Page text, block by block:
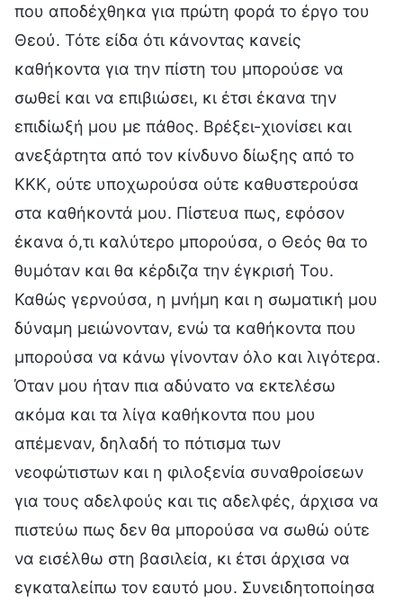
που αποδέχθηκα για πρώτη φορά το έργο του
Θεού. Τότε είδα ότι κάνοντας κανείς
καθήκοντα για την πίστη του μπορούσε να
σωθεί και να επιβιώσει, κι έτσι έκανα την
επιδίωξή μου με πάθος. Βρέξει-χιονίσει και
ανεξάρτητα από τον κίνδυνο δίωξης από το
ΚΚΚ, ούτε υποχωρούσα ούτε καθυστερούσα
στα καθήκοντά μου. Πίστευα πως, εφόσον
έκανα ό,τι καλύτερο μπορούσα, ο Θεός θα το
θυμόταν και θα κέρδιζα την έγκρισή Του.
Καθώς γερνούσα, η μνήμη και η σωματική μου
δύναμη μειώνονταν, ενώ τα καθήκοντα που
μπορούσα να κάνω γίνονταν όλο και λιγότερα.
Όταν μου ήταν πια αδύνατο να εκτελέσω
ακόμα και τα λίγα καθήκοντα που μου
απέμεναν, δηλαδή το πότισμα των
νεοφώτιστων και η φιλοξενία συναθροίσεων
για τους αδελφούς και τις αδελφές, άρχισα να
πιστεύω πως δεν θα μπορούσα να σωθώ ούτε
να εισέλθω στη βασιλεία, κι έτσι άρχισα να
εγκαταλείπω τον εαυτό μου. Συνειδητοποίησα